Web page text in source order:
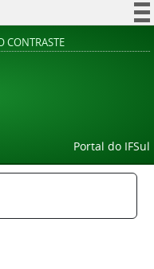
CONTRASTE
Portal do IFSul